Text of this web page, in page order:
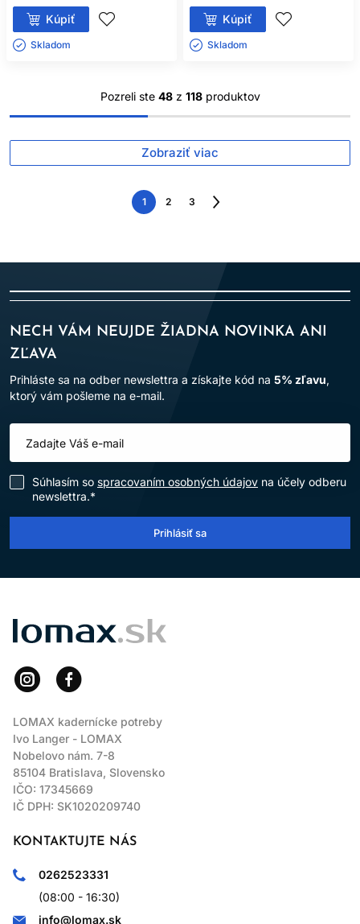
Kúpiť
Skladom ㅤ
Kúpiť
Skladom ㅤ
Pozreli ste 48z 118produktov
Zobraziť viac
1 2 3
Nasledujúca
NECH VÁM NEUJDE ŽIADNA NOVINKA ANI
ZĽAVA
Prihláste sa na odber newslettra a získajte kód na 5% zľavu,
ktorý vám pošleme na e-mail.
Súhlasím so spracovaním osobných údajov na účely odberu
newslettra.*
Prihlásiť sa
LOMAX
LOMAX kadernícke potreby
Ivo Langer - LOMAX
Nobelovo nám. 7-8
85104 Bratislava, Slovensko
IČO: 17345669
IČ DPH: SK1020209740
KONTAKTUJTE NÁS
0262523331
(08:00 - 16:30)
info@lomax.sk